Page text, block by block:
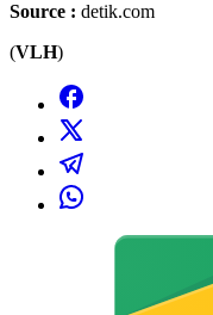
Source : detik.com
(VLH)